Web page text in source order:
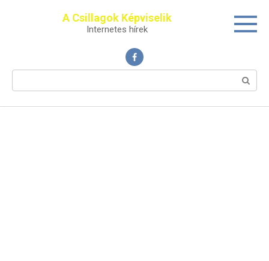
A Csillagok Képviselik
Internetes hírek
Поиск: